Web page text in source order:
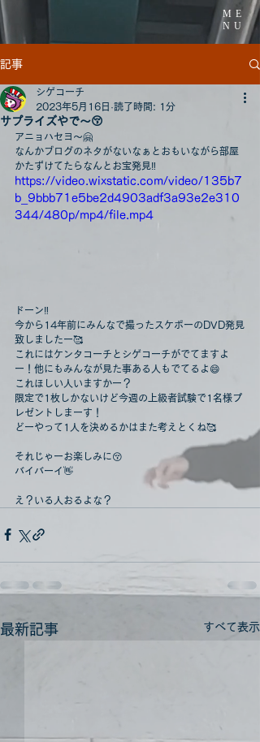
ME
NU
記事
サプライズやで〜😚
シゲコーチ
2023年5月16日 読了時間: 1分
アニョハセヨ〜🤗
なんかブログのネタがないなぁとおもいながら部屋
かたずけてたらなんとお宝発見‼️
https://video.wixstatic.com/video/135b7
b_9bbb71e5be2d4903adf3a93e2e310
344/480p/mp4/file.mp4
ドーン‼️
今から14年前にみんなで撮ったスケボーのDVD発見
致しましたー🥰
これにはケンタコーチとシゲコーチがでてますよ
ー！他にもみんなが見た事ある人もでてるよ😄
これほしい人いますかー？
限定で1枚しかないけど今週の上級者試験で1名様プ
レゼントしまーす！
どーやって1人を決めるかはまた考えとくね🥰
それじゃーお楽しみに😚
バイバーイ👋
え？いる人おるよな？
最新記事 すべて表示